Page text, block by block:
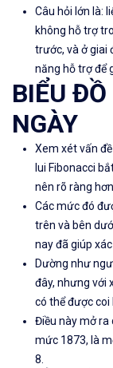
Câu hỏi lớn là:
không hỗ trợ
trước, và ở giai
năng hỗ trợ để
BIỂU
NGÀY
Xem xét vấn
lui Fibonacci
nên rõ ràng
Các mức đó
trên và bên
nay đã giúp
Dường như
đây, nhưng với
có thể được coi
Điều này mở ra
mức 1873, là
8.